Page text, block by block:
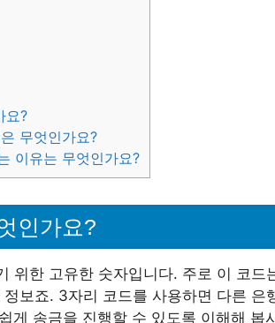
요?
무엇인가요?
이유는 무엇인가요?
인가요?
위한 고유한 숫자입니다. 주로 이 코드
보죠. 3자리 코드를 사용하면 다른 은
게 송금을 진행할 수 있도록 이해해 봅